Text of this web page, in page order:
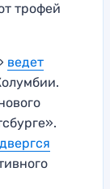
трофей
ведет